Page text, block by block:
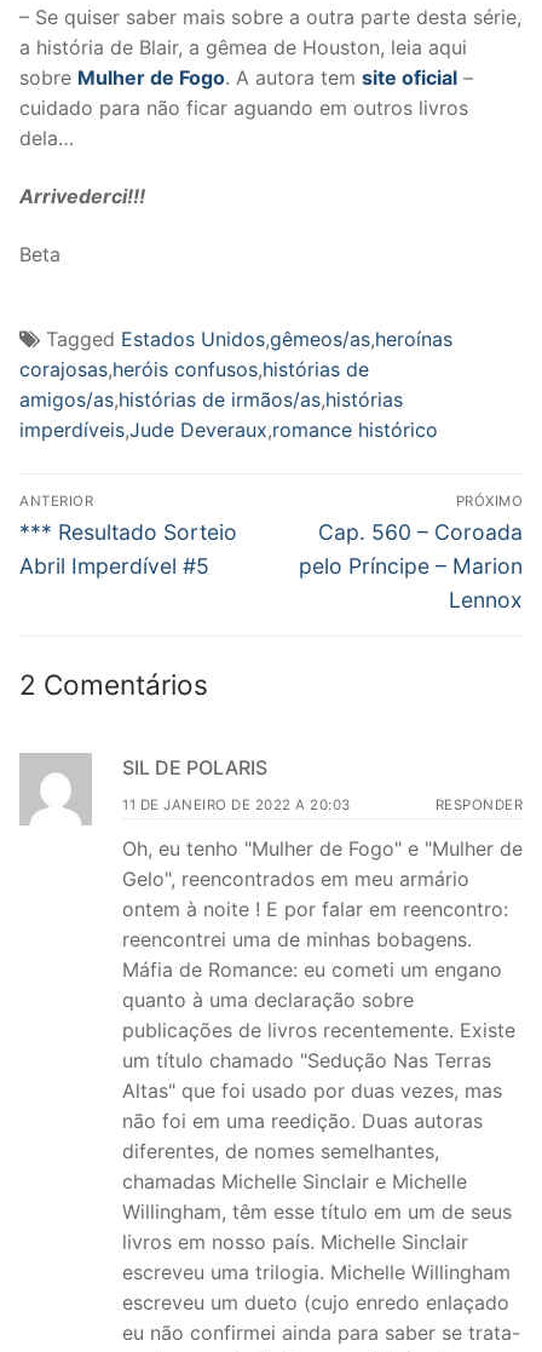
– Se quiser saber mais sobre a outra parte desta série,
a história de Blair, a gêmea de Houston, leia aqui
sobre Mulher de Fogo. A autora tem site oficial –
cuidado para não ficar aguando em outros livros
dela…
Arrivederci!!!
Beta
Tagged Estados Unidos,gêmeos/as,heroínas
corajosas,heróis confusos,histórias de
amigos/as,histórias de irmãos/as,histórias
imperdíveis,Jude Deveraux,romance histórico
Navegação
de
Post
ANTERIOR
Post
anterior:
*** Resultado Sorteio
Abril Imperdível #5
PRÓXIMO
Próximo
post:
Cap. 560 – Coroada
pelo Príncipe – Marion
Lennox
2 Comentários
SIL DE POLARIS
11 DE JANEIRO DE 2022 A 20:03 RESPONDER
Oh, eu tenho "Mulher de Fogo" e "Mulher de
Gelo", reencontrados em meu armário
ontem à noite ! E por falar em reencontro:
reencontrei uma de minhas bobagens.
Máfia de Romance: eu cometi um engano
quanto à uma declaração sobre
publicações de livros recentemente. Existe
um título chamado "Sedução Nas Terras
Altas" que foi usado por duas vezes, mas
não foi em uma reedição. Duas autoras
diferentes, de nomes semelhantes,
chamadas Michelle Sinclair e Michelle
Willingham, têm esse título em um de seus
livros em nosso país. Michelle Sinclair
escreveu uma trilogia. Michelle Willingham
escreveu um dueto (cujo enredo enlaçado
eu não confirmei ainda para saber se trata-